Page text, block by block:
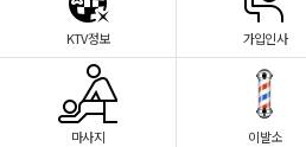
KTV정보 가입인사
마사지 이발소